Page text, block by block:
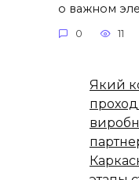
о важном
0 11
Який